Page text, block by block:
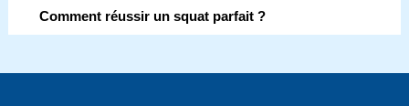
Comment réussir un squat parfait ?